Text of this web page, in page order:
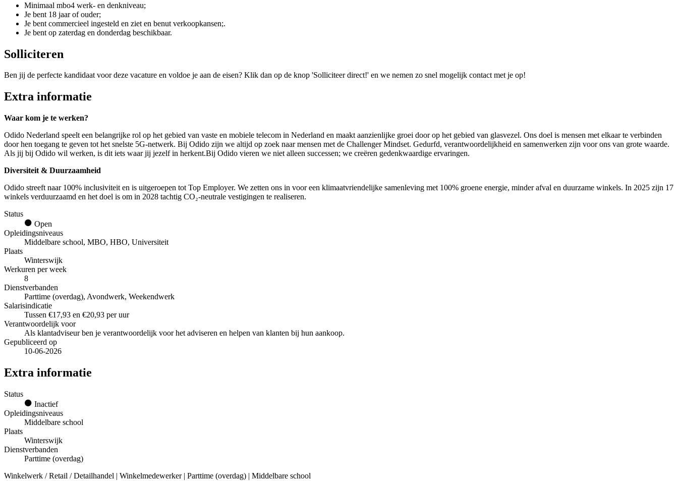
Minimaal mbo4 werk- en denkniveau;
Je bent 18 jaar of ouder;
Je bent commercieel ingesteld en ziet en benut verkoopkansen;.
Je bent op zaterdag en donderdag beschikbaar.
Solliciteren
Ben jij de perfecte kandidaat voor deze vacature en voldoe je aan de eisen? Klik dan op de knop 'Solliciteer direct!' en we nemen zo snel mogelijk contact met je op!
Extra informatie
Waar kom je te werken?
Odido Nederland speelt een belangrijke rol op het gebied van vaste en mobiele telecom in Nederland en maakt aanzienlijke groei door op het gebied van glasvezel. Ons doel is mensen met elkaar te verbinden
door hen toegang te geven tot het snelste 5G-netwerk. Bij Odido zijn we altijd op zoek naar mensen met de Challenger Mindset. Gedurfd, verantwoordelijkheid en samenwerken zijn voor ons van grote waarde.
Als jij bij Odido wil werken, is dit iets waar jij jezelf in herkent.Bij Odido vieren we niet alleen successen; we creëren gedenkwaardige ervaringen.
Diversiteit & Duurzaamheid
Odido streeft naar 100% inclusiviteit en is uitgeroepen tot Top Employer. We zetten ons in voor een klimaatvriendelijke samenleving met 100% groene energie, minder afval en duurzame winkels. In 2025 zijn 17
winkels verduurzaamd en het doel is om in 2028 tachtig CO₂-neutrale vestigingen te realiseren.
Status
Open
Opleidingsniveaus
Middelbare school, MBO, HBO, Universiteit
Plaats
Winterswijk
Werkuren per week
8
Dienstverbanden
Parttime (overdag), Avondwerk, Weekendwerk
Salarisindicatie
Tussen €17,93 en €20,93 per uur
Verantwoordelijk voor
Als klantadviseur ben je verantwoordelijk voor het adviseren en helpen van klanten bij hun aankoop.
Gepubliceerd op
10-06-2026
Extra informatie
Status
Inactief
Opleidingsniveaus
Middelbare school
Plaats
Winterswijk
Dienstverbanden
Parttime (overdag)
Winkelwerk / Retail / Detailhandel | Winkelmedewerker | Parttime (overdag) | Middelbare school